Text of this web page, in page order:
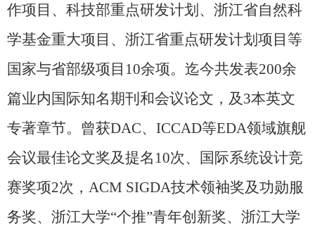
作项目、科技部重点研发计划、浙江省自然科
学基金重大项目、浙江省重点研发计划项目等
国家与省部级项目 10余项。迄今共发表200余
篇业内国际知名期刊和会议论文，及 3本英文
专著章节。曾获DAC、 ICCAD等EDA领域旗舰
会议最佳论文奖及提名 10次、国际系统设计竞
赛奖项2次， ACM SIGDA技术领袖奖及功勋服
务奖、浙江大学“个推”青年创新奖、浙江大学